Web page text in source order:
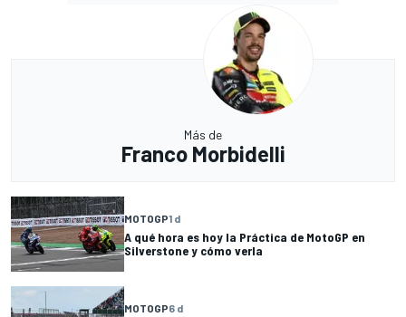
Más de
Franco Morbidelli
MOTOGP1 d
A qué hora es hoy la Práctica de MotoGP en
Silverstone y cómo verla
MOTOGP6 d